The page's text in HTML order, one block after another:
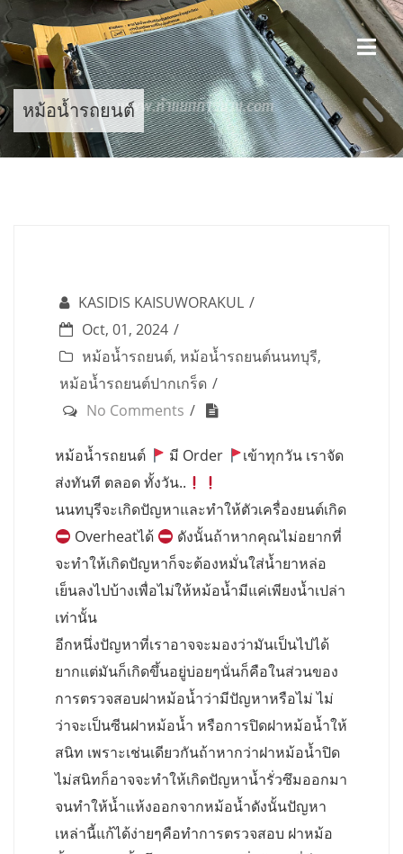
Skip
to
content
หม้อน้ำรถยนต์
KASIDIS KAISUWORAKUL
Oct, 01, 2024
หม้อน้ำรถยนต์, หม้อน้ำรถยนต์นนทบุรี,
หม้อน้ำรถยนต์ปากเกร็ด
No Comments
หม้อน้ำรถยนต์ มี Order
เข้าทุกวัน เราจัด
ส่งทันที ตลอด ทั้งวัน..
นนทบุรีจะเกิดปัญหาและทำให้ตัวเครื่องยนต์เกิด
Overheatได้
ดังนั้นถ้าหากคุณไม่อยากที่
จะทำให้เกิดปัญหาก็จะต้องหมั่นใส่น้ำยาหล่อ
เย็นลงไปบ้างเพื่อไม่ให้หม้อน้ำมีแค่เพียงน้ำเปล่า
เท่านั้น
อีกหนึ่งปัญหาที่เราอาจจะมองว่ามันเป็นไปได้
ยากแต่มันก็เกิดขึ้นอยู่บ่อยๆนั่นก็คือในส่วนของ
การตรวจสอบฝาหม้อน้ำว่ามีปัญหาหรือไม่ ไม่
ว่าจะเป็นซีนฝาหม้อน้ำ หรือการปิดฝาหม้อน้ำให้
สนิท เพราะเช่นเดียวกันถ้าหากว่าฝาหม้อน้ำปิด
ไม่สนิทก็อาจจะทำให้เกิดปัญหาน้ำรั่วซึมออกมา
จนทำให้น้ำแห้งออกจากหม้อน้ำดังนั้นปัญหา
เหล่านี้แก้ได้ง่ายๆคือทำการตรวจสอบ ฝาหม้อ